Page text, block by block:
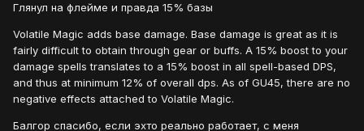
Глянул на флейме и правда 15% базы
Volatile Magic adds base damage. Base damage is great as it is
fairly difficult to obtain through gear or buffs. A 15% boost to your
damage spells translates to a 15% boost in all spell-based DPS,
and thus at minimum 12% of overall dps. As of GU45, there are no
negative effects attached to Volatile Magic.
Балгор спасибо, если эхто реально работает, с меня